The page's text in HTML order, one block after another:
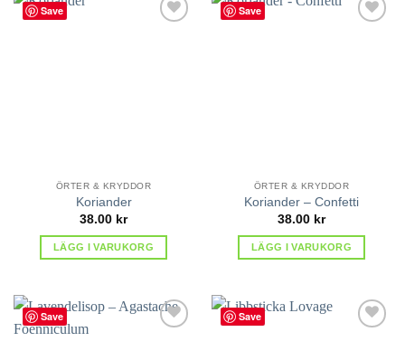
Save
ÖRTER & KRYDDOR
Koriander
38.00 kr
LÄGG I VARUKORG
Save
ÖRTER & KRYDDOR
Koriander – Confetti
38.00 kr
LÄGG I VARUKORG
Save Save